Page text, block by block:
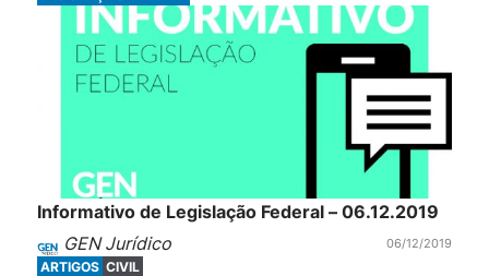
Informativo de Legislação Federal – 06.12.2019
GEN Jurídico
06/12/2019
ARTIGOS CIVIL